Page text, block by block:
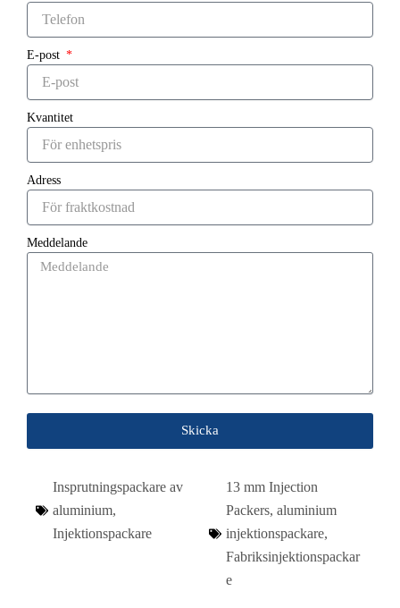
E-post
Kvantitet
Adress
Meddelande
Skicka
Insprutningspackare av
aluminium,
Injektionspackare
13 mm Injection
Packers, aluminium
injektionspackare,
Fabriksinjektionspackar
e